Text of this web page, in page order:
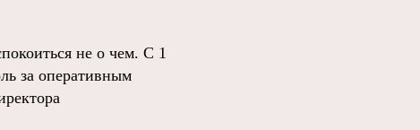
не о чем. С 1
за оперативным